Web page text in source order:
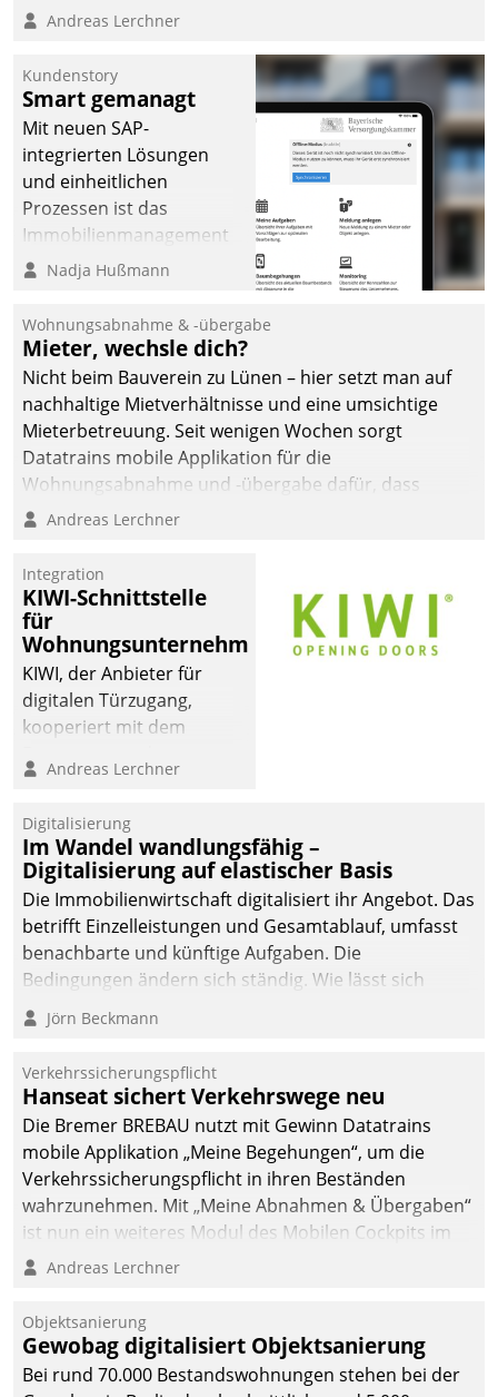
Kontaktaufnahme per Smartphone, Tablet oder PC.
Andreas Lerchner
Kundenstory
Smart gemanagt
Mit neuen SAP-
integrierten Lösungen
und einheitlichen
Prozessen ist das
Immobilienmanagement
der Bayerischen
Ressort Kapitalanlage für
künftige Aufgaben und
Herausforderungen
gerüstet.
Nadja Hußmann
Wohnungsabnahme & -übergabe
Mieter, wechsle dich?
Nicht beim Bauverein zu Lünen – hier setzt man auf
nachhaltige Mietverhältnisse und eine umsichtige
Mieterbetreuung. Seit wenigen Wochen sorgt
Datatrains mobile Applikation für die
Wohnungsabnahme und -übergabe dafür, dass
Mieter wohlgeordnet kommen und, so es sein muss,
Andreas Lerchner
Integration
KIWI-Schnittstelle
für
Wohnungsunternehmen
KIWI, der Anbieter für
digitalen Türzugang,
kooperiert mit dem
Softwareentwicklungshaus
Andreas Lerchner
Digitalisierung
Im Wandel wandlungsfähig –
Digitalisierung auf elastischer Basis
Die Immobilienwirtschaft digitalisiert ihr Angebot. Das
betrifft Einzelleistungen und Gesamtablauf, umfasst
benachbarte und künftige Aufgaben. Die
Bedingungen ändern sich ständig. Wie lässt sich
technisch die Kontrolle wahren und zugleich Freiraum
fürs Wachsen öffnen?
Jörn Beckmann
Verkehrssicherungspflicht
Hanseat sichert Verkehrswege neu
Die Bremer BREBAU nutzt mit Gewinn Datatrains
mobile Applikation „Meine Begehungen“, um die
Verkehrssicherungspflicht in ihren Beständen
wahrzunehmen. Mit „Meine Abnahmen & Übergaben“
ist nun ein weiteres Modul des Mobilen Cockpits im
Einsatz.
Andreas Lerchner
Objektsanierung
Gewobag digitalisiert Objektsanierung
Bei rund 70.000 Bestandswohnungen stehen bei der